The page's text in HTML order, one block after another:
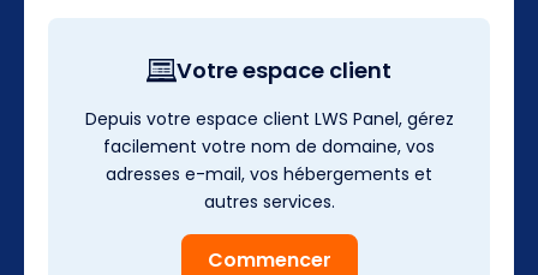
Votre espace client
Depuis votre espace client LWS Panel, gérez
facilement votre nom de domaine, vos
adresses e-mail, vos hébergements et
autres services.
Commencer